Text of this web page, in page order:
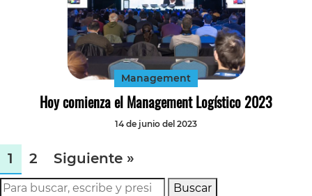
Management
Hoy comienza el Management Logístico 2023
14 de junio del 2023
1 2 Siguiente »
Buscar